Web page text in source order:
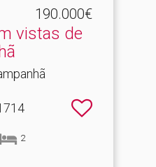
190.000€
vistas de
2